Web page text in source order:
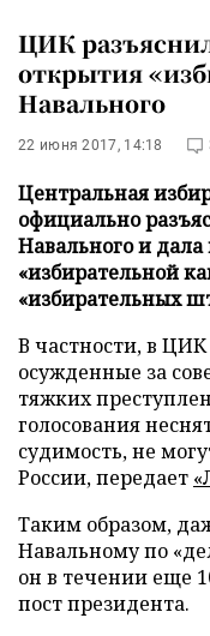
ЦИК
открытия
Навального
22 июня 2017, 14:18
Центральная
официально
Навального и
«избирательной
«избирательных
В частности, в
осужденные за
тяжких
голосования
судимость, не
России, передает
Таким образом,
Навальному по
он в течении еще
пост президента.